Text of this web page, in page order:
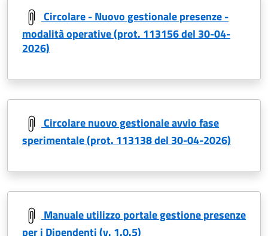
Circolare - Nuovo gestionale presenze -
modalità operative (prot. 113156 del 30-04-
2026)
Circolare nuovo gestionale avvio fase
sperimentale (prot. 113138 del 30-04-2026)
Manuale utilizzo portale gestione presenze
per i Dipendenti (v. 1.0.5)